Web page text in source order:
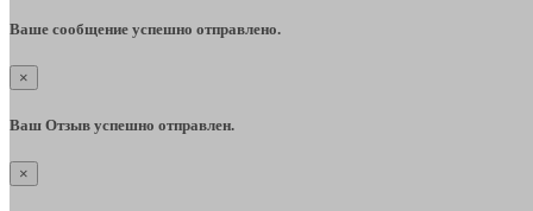
Ваше сообщение успешно отправлено.
×
Ваш Отзыв успешно отправлен.
×